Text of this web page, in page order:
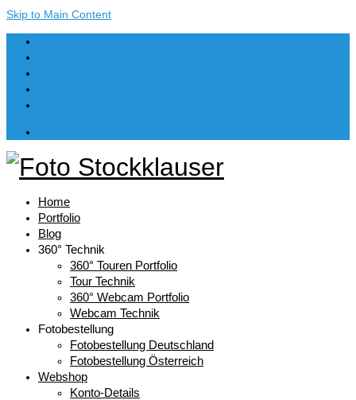
Skip to Main Content
Home
Portfolio
Blog
360° Technik
360° Touren Portfolio
Tour Technik
360° Webcam Portfolio
Webcam Technik
Fotobestellung
Fotobestellung Deutschland
Fotobestellung Österreich
Webshop
Konto-Details